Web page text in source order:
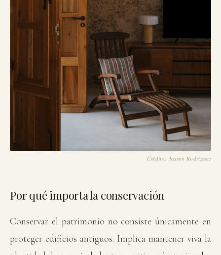
Crédito: Jasson Rodríguez
Por qué importa la conservación
Conservar el patrimonio no consiste únicamente en
proteger edificios antiguos. Implica mantener viva la